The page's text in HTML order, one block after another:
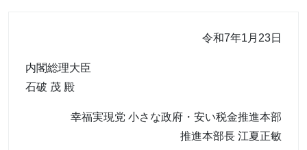
令和7年1月23日
内閣総理大臣
石破 茂 殿
幸福実現党 小さな政府・安い税金推進本部
推進本部長 江夏正敏